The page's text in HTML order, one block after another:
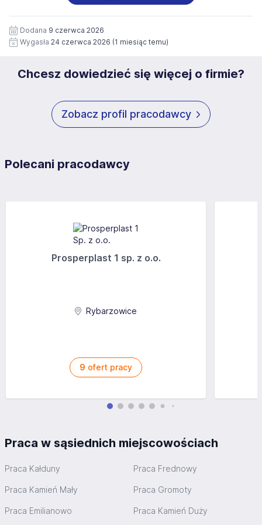
siedziby administratora.
https://www.workprofit.pl/klauzula-informacyjna.html
wizerunku), na potrzeby przyszłych rekrutacji przez okres
12 miesięcy. Zgoda jest dobrowolna i może być w każdym
czasie wycofana.
Dodana 9 czerwca 2026
Wygasła 24 czerwca 2026 (1 miesiąc temu)
Chcesz dowiedzieć się więcej o firmie?
Zobacz profil pracodawcy
Polecani pracodawcy
Prosperplast 1 sp. z o.o.
Rybarzowice
9 ofert pracy
Praca w sąsiednich miejscowościach
Praca Kałduny Praca Frednowy
Praca Kamień Mały Praca Gromoty
Praca Emilianowo Praca Kamień Duży